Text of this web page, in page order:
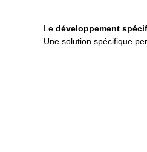
Le développement
Une solution spécifique